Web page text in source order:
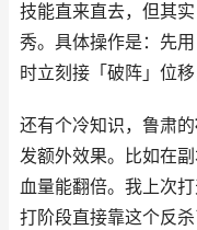
技能直来直去，但其
秀。具体操作是：先
时立刻接「破阵」位
还有个冷知识，鲁肃的
发额外效果。比如在
血量能翻倍。我上次
打阶段直接靠这个反杀